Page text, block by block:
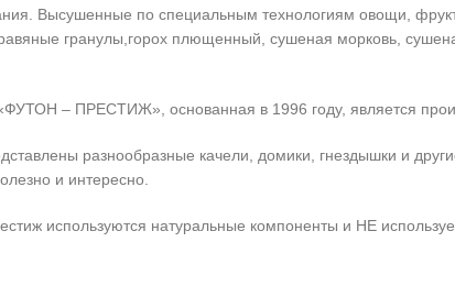
Высушенные по специальным технологиям овощи,
гранулы,горох плющенный, сушеная морковь,
– ПРЕСТИЖ», основанная в 1996 году, является
разнообразные качели, домики, гнездышки и
и интересно.
используются натуральные компоненты и НЕ